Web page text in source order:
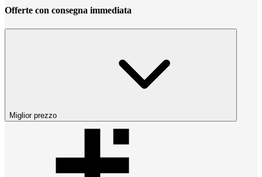
Offerte con consegna immediata
Miglior prezzo